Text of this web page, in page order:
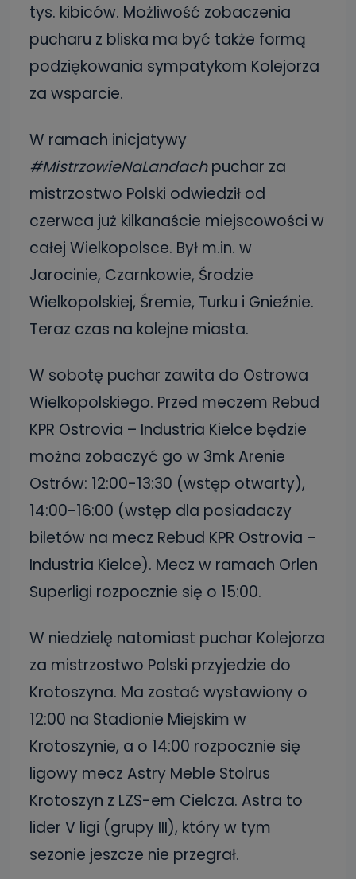
tys. kibiców. Możliwość zobaczenia
pucharu z bliska ma być także formą
podziękowania sympatykom Kolejorza
za wsparcie.
W ramach inicjatywy
#MistrzowieNaLandachpuchar za
mistrzostwo Polski odwiedził od
czerwca już kilkanaście miejscowości w
całej Wielkopolsce. Był m.in. w
Jarocinie, Czarnkowie, Środzie
Wielkopolskiej, Śremie, Turku i Gnieźnie.
Teraz czas na kolejne miasta.
W sobotę puchar zawita do Ostrowa
Wielkopolskiego. Przed meczem Rebud
KPR Ostrovia – Industria Kielce będzie
można zobaczyć go w 3mk Arenie
Ostrów: 12:00-13:30 (wstęp otwarty),
14:00-16:00 (wstęp dla posiadaczy
biletów na mecz Rebud KPR Ostrovia –
Industria Kielce). Mecz w ramach Orlen
Superligi rozpocznie się o 15:00.
W niedzielę natomiast puchar Kolejorza
za mistrzostwo Polski przyjedzie do
Krotoszyna. Ma zostać wystawiony o
12:00 na Stadionie Miejskim w
Krotoszynie, a o 14:00 rozpocznie się
ligowy mecz Astry Meble Stolrus
Krotoszyn z LZS-em Cielcza. Astra to
lider V ligi (grupy III), który w tym
sezonie jeszcze nie przegrał.